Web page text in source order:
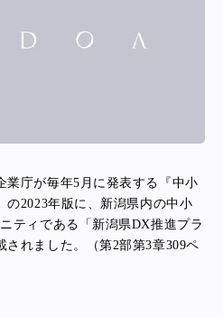
業庁が毎年5月に発表する『中小
の2023年版に、新潟県内の中小
ティである「新潟県DX推進プラ
されました。（第2部第3章309ペ